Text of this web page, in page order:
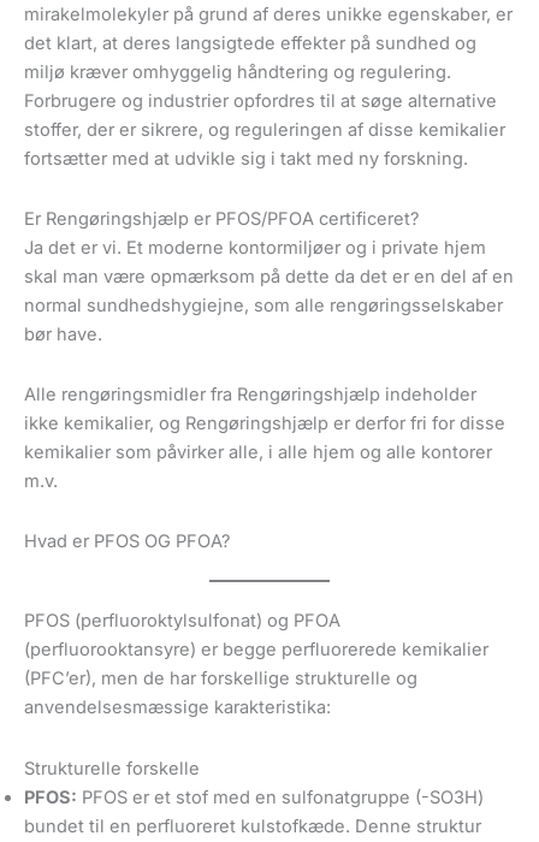
mirakelmolekyler på grund af deres unikke egenskaber, er
det klart, at deres langsigtede effekter på sundhed og
miljø kræver omhyggelig håndtering og regulering.
Forbrugere og industrier opfordres til at søge alternative
stoffer, der er sikrere, og reguleringen af disse kemikalier
fortsætter med at udvikle sig i takt med ny forskning.
Er Rengøringshjælp er PFOS/PFOA certificeret?
Ja det er vi. Et moderne kontormiljøer og i private hjem
skal man være opmærksom på dette da det er en del af en
normal sundhedshygiejne, som alle rengøringsselskaber
bør have.
Alle rengøringsmidler fra Rengøringshjælp indeholder
ikke kemikalier, og Rengøringshjælp er derfor fri for disse
kemikalier som påvirker alle, i alle hjem og alle kontorer
m.v.
Hvad er PFOS OG PFOA?
PFOS (perfluoroktylsulfonat) og PFOA
(perfluorooktansyre) er begge perfluorerede kemikalier
(PFC’er), men de har forskellige strukturelle og
anvendelsesmæssige karakteristika:
Strukturelle forskelle
PFOS: PFOS er et stof med en sulfonatgruppe (-SO3H)
bundet til en perfluoreret kulstofkæde. Denne struktur